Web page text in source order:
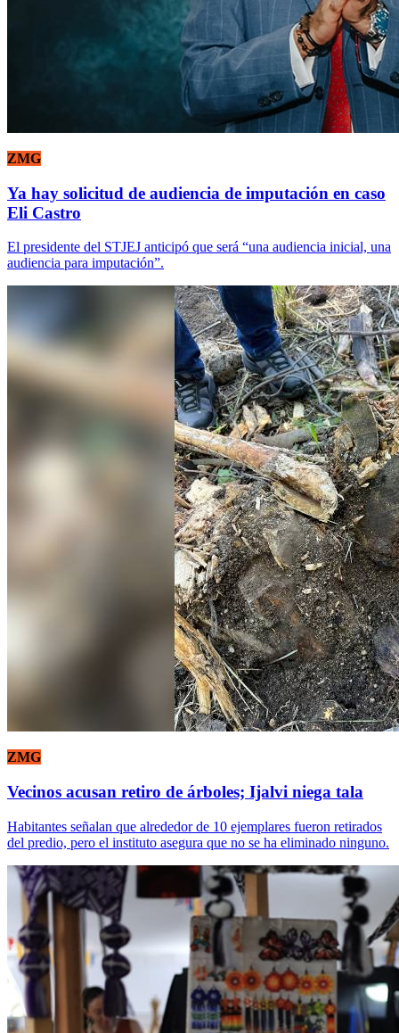
ZMG
Ya hay solicitud de audiencia de imputación en caso
Eli Castro
El presidente del STJEJ anticipó que será “una audiencia inicial, una
audiencia para imputación”.
ZMG
Vecinos acusan retiro de árboles; Ijalvi niega tala
Habitantes señalan que alrededor de 10 ejemplares fueron retirados
del predio, pero el instituto asegura que no se ha eliminado ninguno.